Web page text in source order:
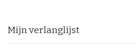
Mijn verlanglijst